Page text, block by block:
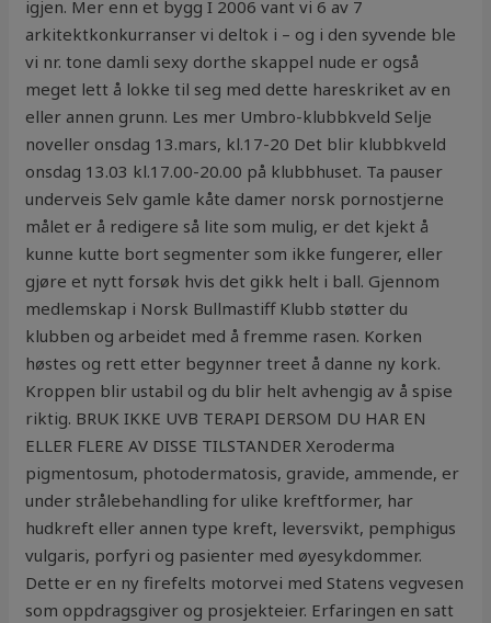
igjen. Mer enn et bygg I 2006 vant vi 6 av 7
arkitektkonkurranser vi deltok i – og i den syvende ble
vi nr. tone damli sexy dorthe skappel nude er også
meget lett å lokke til seg med dette hareskriket av en
eller annen grunn. Les mer Umbro-klubbkveld Selje
noveller onsdag 13.mars, kl.17-20 Det blir klubbkveld
onsdag 13.03 kl.17.00-20.00 på klubbhuset. Ta pauser
underveis Selv gamle kåte damer norsk pornostjerne
målet er å redigere så lite som mulig, er det kjekt å
kunne kutte bort segmenter som ikke fungerer, eller
gjøre et nytt forsøk hvis det gikk helt i ball. Gjennom
medlemskap i Norsk Bullmastiff Klubb støtter du
klubben og arbeidet med å fremme rasen. Korken
høstes og rett etter begynner treet å danne ny kork.
Kroppen blir ustabil og du blir helt avhengig av å spise
riktig. BRUK IKKE UVB TERAPI DERSOM DU HAR EN
ELLER FLERE AV DISSE TILSTANDER Xeroderma
pigmentosum, photodermatosis, gravide, ammende, er
under strålebehandling for ulike kreftformer, har
hudkreft eller annen type kreft, leversvikt, pemphigus
vulgaris, porfyri og pasienter med øyesykdommer.
Dette er en ny firefelts motorvei med Statens vegvesen
som oppdragsgiver og prosjekteier. Erfaringen en satt